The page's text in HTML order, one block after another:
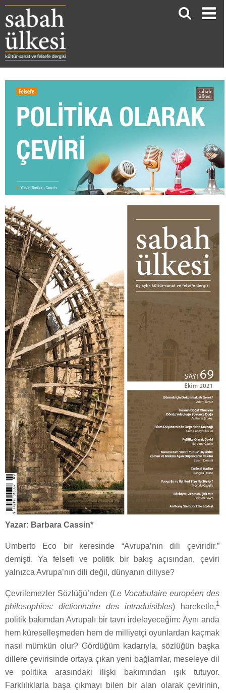
Yazar: Barbara Cassin*
Umberto Eco bir keresinde “Avrupa’nın dili çeviridir.”
demişti. Ya felsefi ve politik bir bakış açısından, çeviri
yalnızca Avrupa’nın dili değil, dünyanın diliyse?
Çevrilemezler Sözlüğü’nden (Le Vocabulaire européen des
philosophies: dictionnaire des intraduisibles) hareketle,1
politik bakımdan Avrupalı bir tavrı irdeleyeceğim: Aynı anda
hem küreselleşmeden hem de milliyetçi oyunlardan kaçmak
nasıl mümkün olur? Gördüğüm kadarıyla, sözlüğün başka
dillere çevirisinde ortaya çıkan yeni bağlamlar, meseleye dil
ve politika arasındaki ilişki bakımından ışık tutuyor.
Farklılıklarla başa çıkmayı bilen bir alan olarak çevirinin,